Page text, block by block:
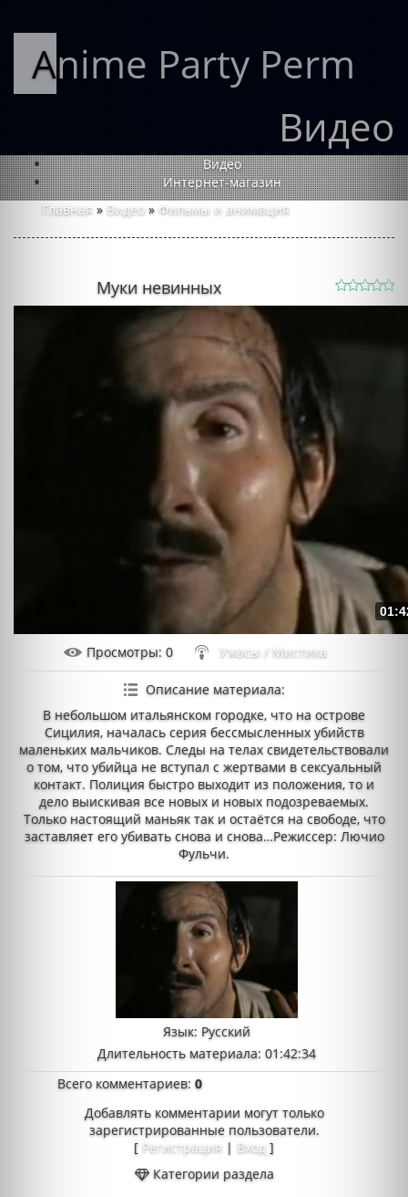
Anime Party Perm
Видео
Видео
Интернет-магазин
Главная » Видео » Фильмы и анимация
Муки невинных
Просмотры: 0 Ужасы / Мистика
Описание материала:
В небольшом итальянском городке, что на острове
Сицилия, началась серия бессмысленных убийств
маленьких мальчиков. Следы на телах свидетельствовали
о том, что убийца не вступал с жертвами в сексуальный
контакт. Полиция быстро выходит из положения, то и
дело выискивая все новых и новых подозреваемых.
Только настоящий маньяк так и остаётся на свободе, что
заставляет его убивать снова и снова…Режиссер: Лючио
Фульчи.
Язык: Русский
Длительность материала: 01:42:34
Всего комментариев:0
Добавлять комментарии могут только
зарегистрированные пользователи.
[ Регистрация | Вход ]
Категории раздела